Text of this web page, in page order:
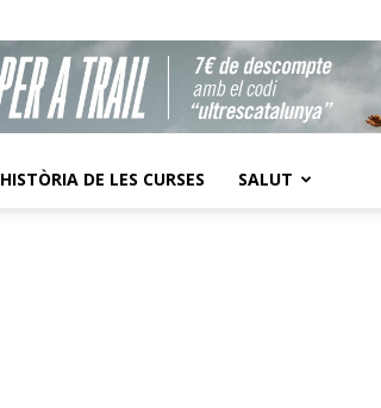
HISTÒRIA DE LES CURSES SALUT